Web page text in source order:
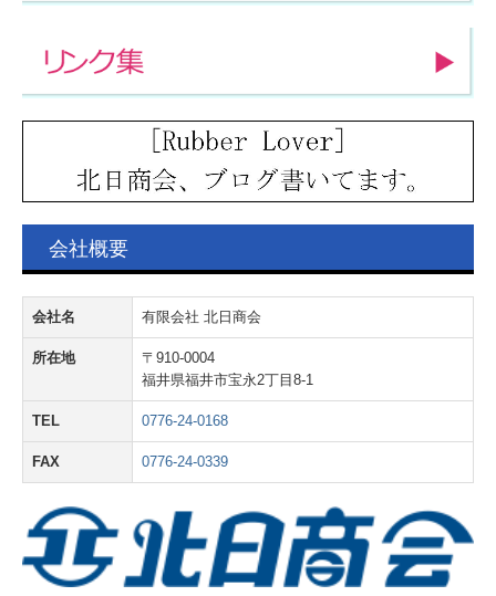
会社概要
会社名 有限会社 北日商会
所在地
〒910-0004
福井県福井市宝永2丁目8-1
TEL 0776-24-0168
FAX 0776-24-0339